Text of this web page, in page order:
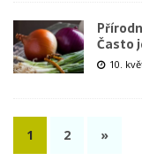
Často
10.
1 2 »